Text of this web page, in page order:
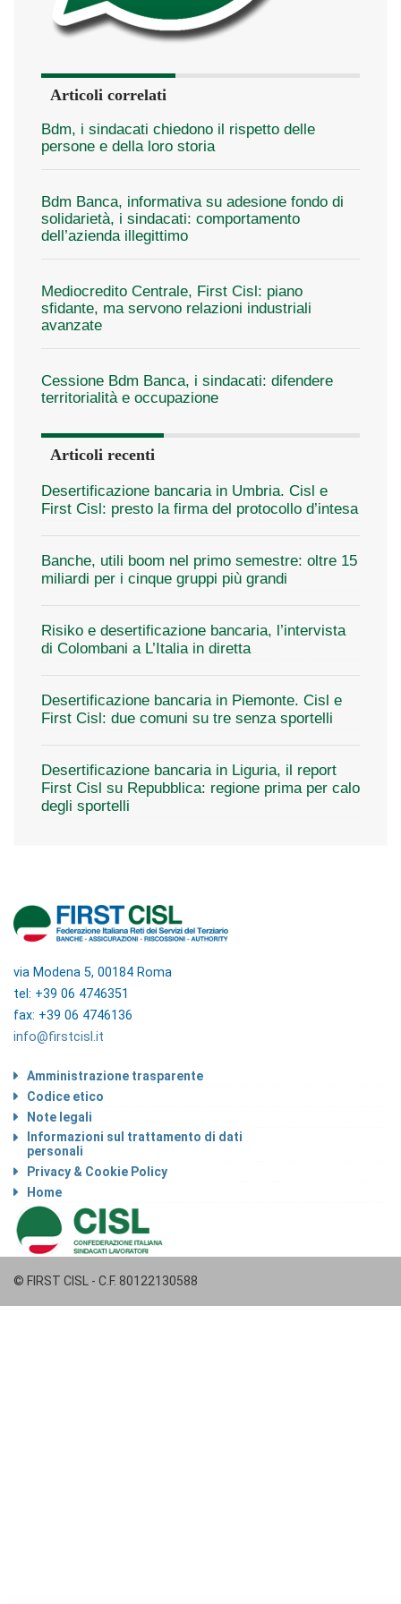
Articoli correlati
Bdm, i sindacati chiedono il rispetto delle
persone e della loro storia
Bdm Banca, informativa su adesione fondo di
solidarietà, i sindacati: comportamento
dell’azienda illegittimo
Mediocredito Centrale, First Cisl: piano
sfidante, ma servono relazioni industriali
avanzate
Cessione Bdm Banca, i sindacati: difendere
territorialità e occupazione
Articoli recenti
Desertificazione bancaria in Umbria. Cisl e
First Cisl: presto la firma del protocollo d’intesa
Banche, utili boom nel primo semestre: oltre 15
miliardi per i cinque gruppi più grandi
Risiko e desertificazione bancaria, l’intervista
di Colombani a L’Italia in diretta
Desertificazione bancaria in Piemonte. Cisl e
First Cisl: due comuni su tre senza sportelli
Desertificazione bancaria in Liguria, il report
First Cisl su Repubblica: regione prima per calo
degli sportelli
via Modena 5, 00184 Roma
tel: +39 06 4746351
fax: +39 06 4746136
info@firstcisl.it
Amministrazione trasparente
Codice etico
Note legali
Informazioni sul trattamento di dati
personali
Privacy & Cookie Policy
Home
© FIRST CISL - C.F. 80122130588